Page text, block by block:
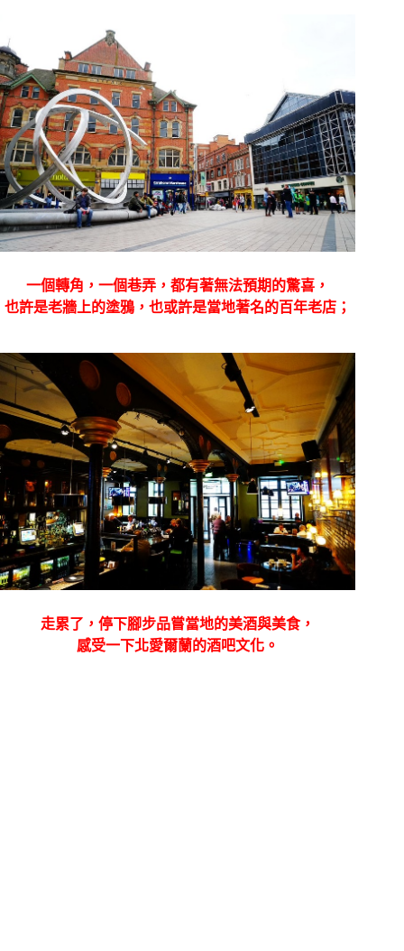
一個轉角，一個巷弄，都有著無法預期的驚喜，
也許是老牆上的塗鴉，也或許是當地著名的百年老店；
走累了，停下腳步品嘗當地的美酒與美食，
感受一下北愛爾蘭的酒吧文化。